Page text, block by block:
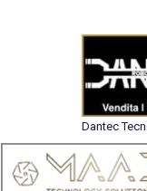
Dantec